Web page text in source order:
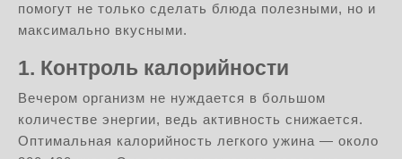
помогут не только сделать блюда полезными, но и
максимально вкусными.
1. Контроль калорийности
Вечером организм не нуждается в большом
количестве энергии, ведь активность снижается.
Оптимальная калорийность легкого ужина — около